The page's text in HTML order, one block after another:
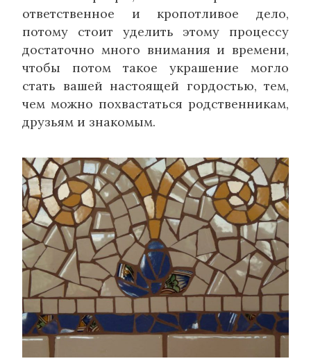
ответственное и кропотливое дело,
потому стоит уделить этому процессу
достаточно много внимания и времени,
чтобы потом такое украшение могло
стать вашей настоящей гордостью, тем,
чем можно похвастаться родственникам,
друзьям и знакомым.